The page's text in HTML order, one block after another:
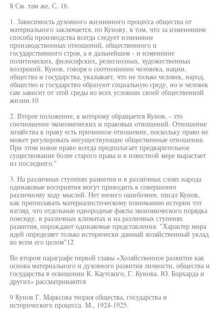
8 См. там же, С. 16.
1. Зависимость духовного жизненного процесса общества от
материального заключается, по Кунову, в том, что за изменением
способа производства всегда следует изменение
производственных отношений, общественного и
государственного строя, а в дальнейшем - и изменение
политических, философских, религиозных, художественных
воззрений. Кунов, говоря о соотношении человека, нации,
общества и государства, указывает, что не только человек, народ,
общество и государство образуют социальную среду, но и человек
сам зависит от этой среды во всех условиях своей общественной
жизни.10
2. Второе положение, к которому обращается Кунов, - это
соотношение экономических и правовых отношений. Отношение
хозяйства к праву есть причинное отношение, поскольку право не
может регулировать несуществующие общественные отношения.
При этом новое право всегда предполагает предварительное
существование более старого права и в известной мере вырастает
из последнего."
3. На различных ступенях развития и в различных слоях народа
одинаковые восприятия могут приводить к совершенно
различному ходу мыслей. Нет ничего ошибочнее, писал Кунов,
как приписывать материалистическому пониманию истории тот
взгляд, что отдельные однородные факты экономического порядка
повсюду, в различных климатах и на различных ступенях
развития, порождают одинаковые представления. "Характер мира
идей определяет только исторически данный хозяйственный уклад
во всем его целом"12
Во втором параграфе первой главы «Хозяйственное развитие как
основа материального и духовного развития личности, общества и
государства в освещении К. Каутского, Г. Кунова, Ю. Борхарда и
других» рассматриваются
9 Кунов Г. Марксова теория общества, государства и
исторического процесса. М., 1924-1925.